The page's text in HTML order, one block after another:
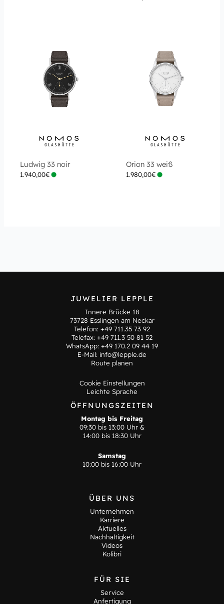
Ludwig 33 noir
1.940,00€
Orion 33 weiß
1.980,00€
JUWELIER LEPPLE
Innere Brücke 18
73728 Esslingen am Neckar
Telefon: +49 711.35 73 92
Telefax: +49 711.3 50 81 52
WhatsApp: +49 170.2 09 44 19
E-Mail: info@lepple.de
Route planen
Cookie Einstellungen
Leichte Sprache
ÖFFNUNGSZEITEN
Montag bis Freitag
09:30 bis 13:00 Uhr &
14:00 bis 18:30 Uhr
Samstag
10:00 bis 16:00 Uhr
ÜBER UNS
Unternehmen
Karriere
Aktuelles
Nachhaltigkeit
Videos
Kolibri
FÜR SIE
Service
Anfertigung